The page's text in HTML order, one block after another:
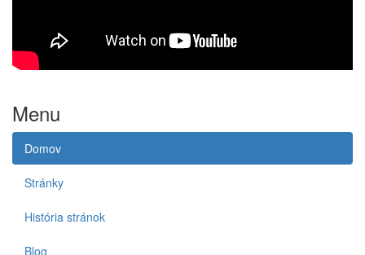
Menu
Domov
Stránky
História stránok
Blog